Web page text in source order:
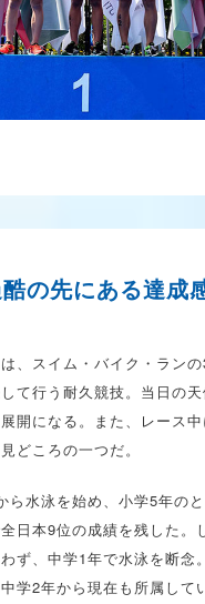
の先にある達成
、スイム・バイク・ラン
て行う耐久競技。当日の
開になる。また、レース
どころの一つだ。
ら水泳を始め、小学5年の
日本9位の成績を残した。
ず、中学1年で水泳を断念
学2年から現在も所属して